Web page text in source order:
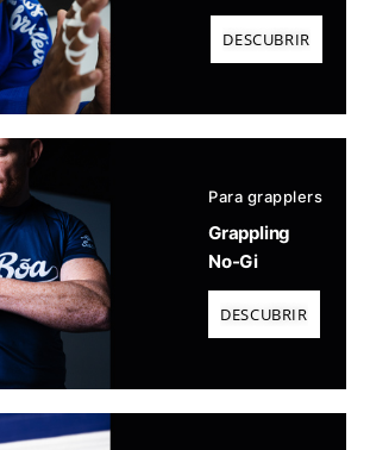
DESCUBRIR
Para grapplers
Grappling
No-Gi
DESCUBRIR